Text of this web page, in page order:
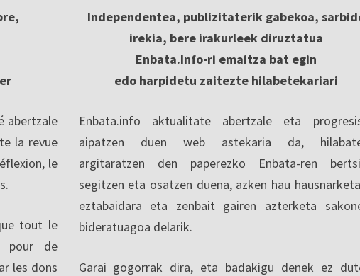
abertzale
la revue
le
tout le
pour de
les dons
Independentea, publizitaterik gabekoa,
irekia, bere irakurleek diruztatua
Enbata.Info-ri emaitza bat egin
edo harpidetu zaitezte hilabetekariari
Enbata.info aktualitate abertzale eta
aipatzen duen web astekaria da,
argitaratzen den paperezko Enbata-ren
segitzen eta osatzen duena, azken hau
eztabaidara eta zenbait gairen azterketa
bideratuagoa delarik.
Garai gogorrak dira, eta badakigu denek ez